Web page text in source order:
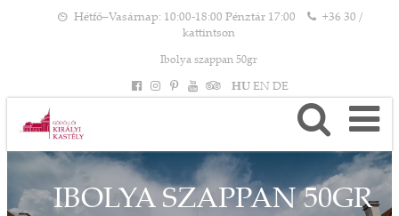
Hétfő–Vasárnap: 10:00-18:00 Pénztár 17:00
+36 30 /
kattintson
Ibolya szappan 50gr
HU EN DE
IBOLYA SZAPPAN 50GR